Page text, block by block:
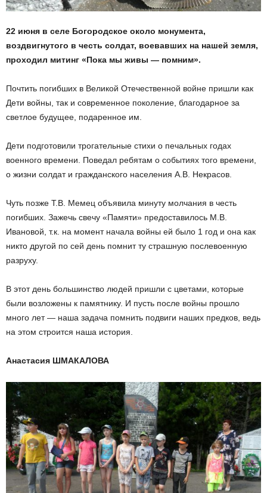
22 июня в селе Богородское около монумента,
воздвигнутого в честь солдат, воевавших на нашей земля,
проходил митинг «Пока мы живы — помним».
Почтить погибших в Великой Отечественной войне пришли как
Дети войны, так и современное поколение, благодарное за
светлое будущее, подаренное им.
Дети подготовили трогательные стихи о печальных годах
военного времени. Поведал ребятам о событиях того времени,
о жизни солдат и гражданского населения А.В. Некрасов.
Чуть позже Т.В. Мемец объявила минуту молчания в честь
погибших. Зажечь свечу «Памяти» предоставилось М.В.
Ивановой, т.к. на момент начала войны ей было 1 год и она как
никто другой по сей день помнит ту страшную послевоенную
разруху.
В этот день большинство людей пришли с цветами, которые
были возложены к памятнику. И пусть после войны прошло
много лет — наша задача помнить подвиги наших предков, ведь
на этом строится наша история.
Анастасия ШМАКАЛОВА